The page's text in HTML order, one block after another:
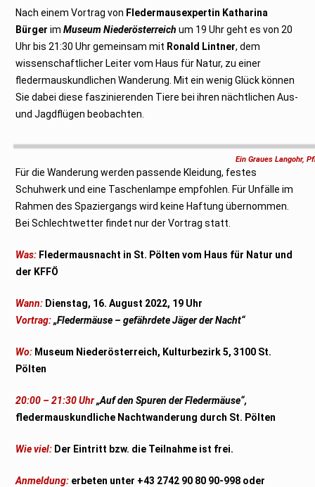
Nach einem Vortrag von Fledermausexpertin Katharina
Bürger im Museum Niederösterreich um 19 Uhr geht es von 20
Uhr bis 21:30 Uhr gemeinsam mit Ronald Lintner, dem
wissenschaftlicher Leiter vom Haus für Natur, zu einer
fledermauskundlichen Wanderung. Mit ein wenig Glück können
Sie dabei diese faszinierenden Tiere bei ihren nächtlichen Aus-
und Jagdflügen beobachten.
Ein Graues Langohr,
Für die Wanderung werden passende Kleidung, festes
Schuhwerk und eine Taschenlampe empfohlen. Für Unfälle im
Rahmen des Spaziergangs wird keine Haftung übernommen.
Bei Schlechtwetter findet nur der Vortrag statt.
Was: Fledermausnacht in St. Pölten vom Haus für Natur und
der KFFÖ
Wann: Dienstag, 16. August 2022, 19 Uhr
Vortrag: „Fledermäuse – gefährdete Jäger der Nacht“
Wo: Museum Niederösterreich, Kulturbezirk 5, 3100 St.
Pölten
20:00 – 21:30 Uhr„Auf den Spuren der Fledermäuse“,
fledermauskundliche Nachtwanderung durch St. Pölten
Wie viel: Der Eintritt bzw. die Teilnahme ist frei.
Anmeldung: erbeten unter +43 2742 90 80 90-998 oder